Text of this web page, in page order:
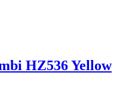
HZ536 Yellow